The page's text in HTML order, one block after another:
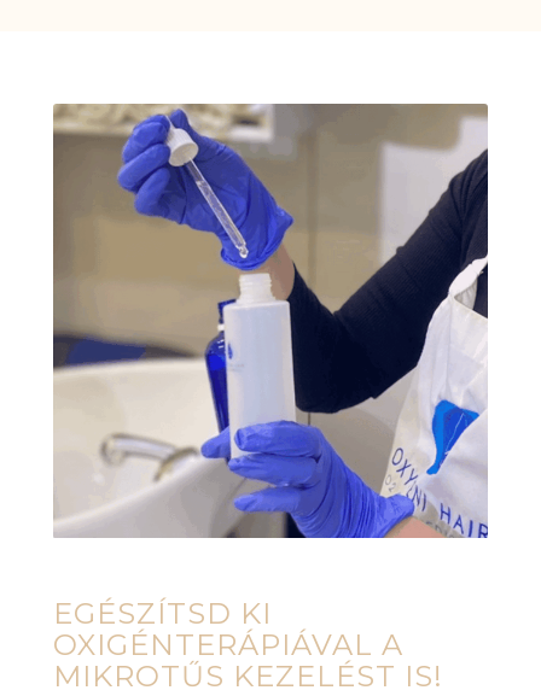
EGÉSZÍTSD KI
OXIGÉNTERÁPIÁVAL A
MIKROTŰS KEZELÉST IS!